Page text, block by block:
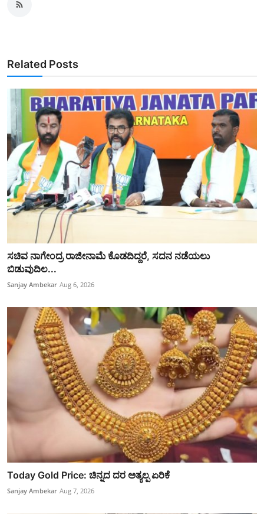
Related Posts
ಸಚಿವ ನಾಗೇಂದ್ರ ರಾಜೀನಾಮೆ ಕೊಡದಿದ್ದರೆ, ಸದನ ನಡೆಯಲು
ಬಿಡುವುದಿಲ...
Sanjay Ambekar Aug 6, 2026
Today Gold Price: ಚಿನ್ನದ ದರ ಅತ್ಯಲ್ಪ ಏರಿಕೆ
Sanjay Ambekar Aug 7, 2026